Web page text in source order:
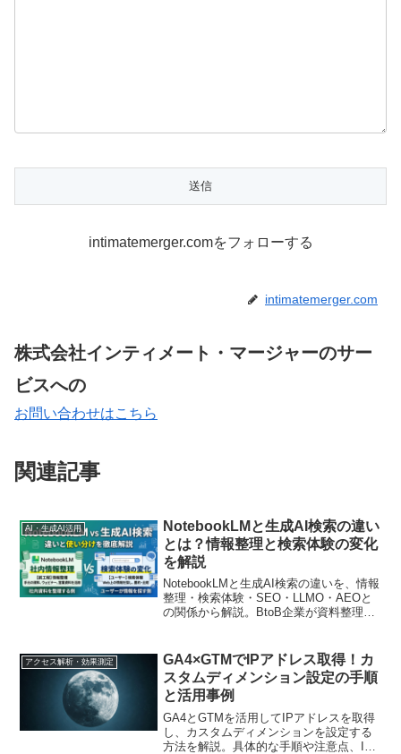
intimatemerger.comをフォローする
intimatemerger.com
株式会社インティメート・マージャーのサー
ビスへの
お問い合わせはこちら
関連記事
AI・生成AI活用
NotebookLMと生成AI検索の違い
とは？情報整理と検索体験の変化
を解説
NotebookLMと生成AI検索の違いを、情報
整理・検索体験・SEO・LLMO・AEOと
の関係から解説。BtoB企業が資料整理、
アクセス解析・効果測定
GA4×GTMでIPアドレス取得！カ
スタムディメンション設定の手順
と活用事例
GA4とGTMを活用してIPアドレスを取得
し、カスタムディメンションを設定する
方法を解説。具体的な手順や注意点、IP